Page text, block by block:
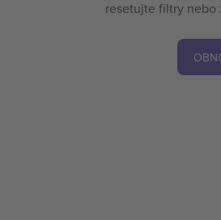
resetujte filtry nebo